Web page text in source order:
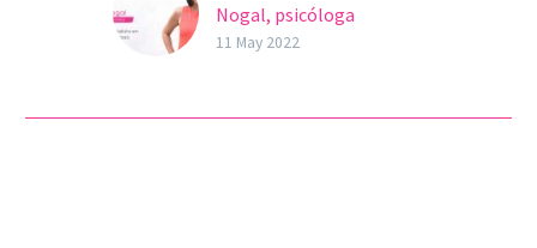
Nogal, psicóloga
especializada en
11 May 2022